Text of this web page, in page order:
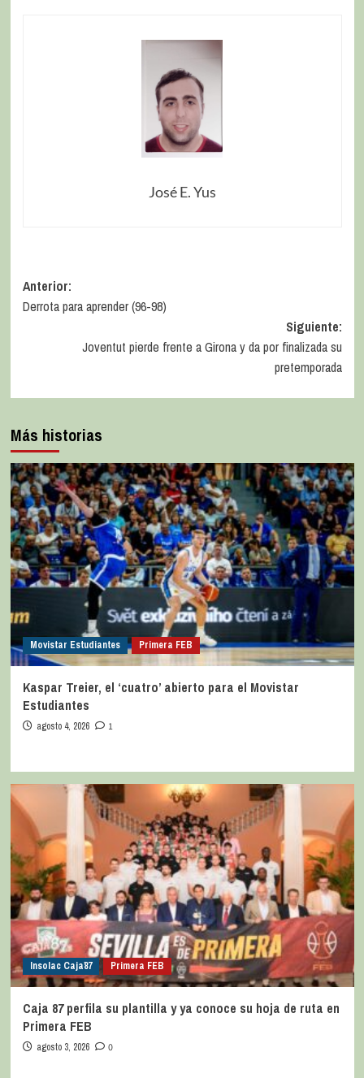
José E. Yus
Anterior:
Derrota para aprender (96-98)
Siguiente:
Joventut pierde frente a Girona y da por finalizada su
pretemporada
Más historias
Movistar Estudiantes Primera FEB
Kaspar Treier, el ‘cuatro’ abierto para el Movistar
Estudiantes
agosto 4, 2026 1
Insolac Caja´87 Primera FEB
Caja 87 perfila su plantilla y ya conoce su hoja de ruta en
Primera FEB
agosto 3, 2026 0